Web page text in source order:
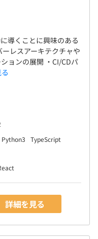
導くことに興味のある
レスアーキテクチャや
ョンの展開 ・CI/CDパ
Python3
TypeScript
詳細を見る